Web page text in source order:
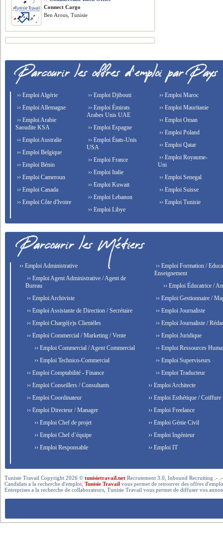
Connect Cargo
Ben Arous, Tunisie
›› Emploi Algérie
›› Emploi Allemagne
›› Emploi Arabie
Saoudite KSA
›› Emploi Australie
›› Emploi Belgique
›› Emploi Bénin
›› Emploi Cameroun
›› Emploi Canada
›› Emploi Côte d'Ivoire
›› Emploi Djibouti
›› Emploi Émirats
Arabes Unis UAE
›› Emploi Espagne
›› Emploi États-Unis
USA
›› Emploi France
›› Emploi Italie
›› Emploi Kuwait
›› Emploi Lebanon
›› Emploi Libye
›› Emploi Maroc
›› Emploi Mauritanie
›› Emploi Oman
›› Emploi Poland
›› Emploi Qatar
›› Emploi Royaume-
Uni
›› Emploi Senegal
›› Emploi Suisse
›› Emploi Tunisie
›› Emploi Administrative
›› Emploi Agent Administrative / Agent de
Bureau
›› Emploi Archiviste
›› Emploi Assistante de Direction / Secrétaire
›› Emploi Chargé(e)s Clientèles
›› Emploi Commercial / Marketing / Vente
›› Emploi Commercial / Agent Commercial
›› Emploi Technico-Commercial
›› Emploi Comptabilité - Finance
›› Emploi Conseillers / Consultants
›› Emploi Coordinateur
›› Emploi Directeur / Manager
›› Emploi Chef de projet
›› Emploi Chef d’équipe
›› Emploi Responsable
›› Emploi Formation /
Enseignement
›› Emploi Éducatrice /
›› Emploi Gestionnaire /
›› Emploi Journaliste
›› Emploi Journaliste /
›› Emploi Juridique
›› Emploi Ressources
›› Emploi Superviseurs
›› Emploi Traducteur
›› Emploi Architecte
›› Emploi Esthétique / Coiffure
›› Emploi Freelance
›› Emploi Génie Civil
›› Emploi Ingénieur
›› Emploi IT
Tunisie Travail Copyright 2026 ©tunisietravail.net Recrutement 3.0, Inbound Recruiting .-
Candidats a la recherche d'emploi,Tunisie Travail vous permet de retrouver des offres
Entreprises a la recherche de collaborateurs, Tunisie Travail vous permet de diffuser vos